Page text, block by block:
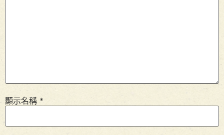
顯示名稱 *